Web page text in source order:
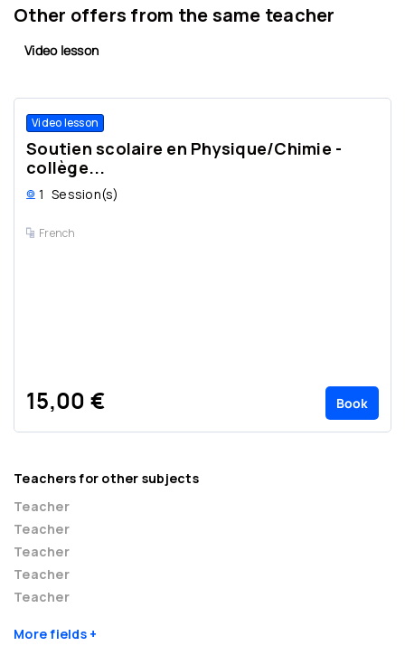
Other offers from the same teacher
Video lesson
Video lesson
Soutien scolaire en Physique/Chimie -
collège...
1 Session(s)
French
15,00 € Book
Teachers for other subjects
Teacher
Teacher
Teacher
Teacher
Teacher
More fields